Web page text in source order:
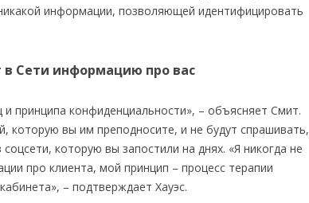
информации, позволяющей идентифицировать
в Сети информацию про вас
принципа конфиденциальности», – объясняет Смит.
которую вы им преподносите, и не будут спрашивать,
которую вы запостили на днях. «Я никогда не
про клиента, мой принцип – процесс терапии
– подтверждает Хауэс.